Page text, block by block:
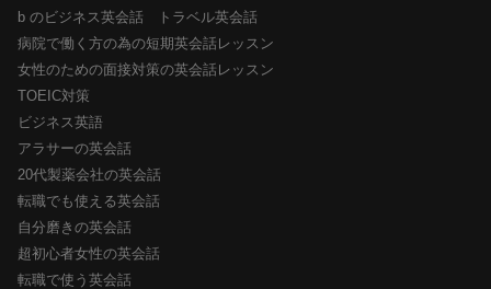
b のビジネス英会話 トラベル英会話
病院で働く方の為の短期英会話レッスン
女性のための面接対策の英会話レッスン
TOEIC対策
ビジネス英語
アラサーの英会話
20代製薬会社の英会話
転職でも使える英会話
自分磨きの英会話
超初心者女性の英会話
転職で使う英会話